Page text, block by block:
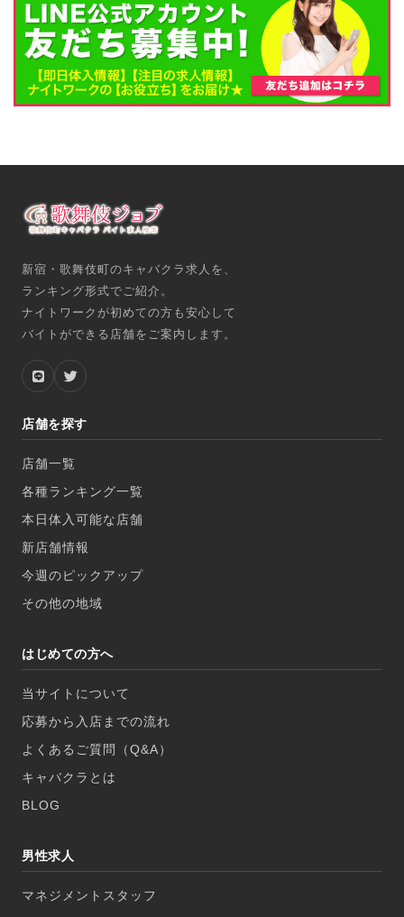
新宿・歌舞伎町のキャバクラ求人を、
ランキング形式でご紹介。
ナイトワークが初めての方も安心して
バイトができる店舗をご案内します。
店舗を探す
店舗一覧
各種ランキング一覧
本日体入可能な店舗
新店舗情報
今週のピックアップ
その他の地域
はじめての方へ
当サイトについて
応募から入店までの流れ
よくあるご質問（Q&A）
キャバクラとは
BLOG
男性求人
マネジメントスタッフ